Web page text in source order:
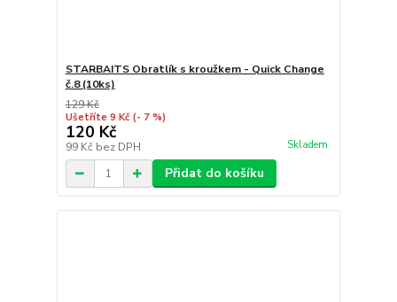
STARBAITS Obratlík s kroužkem - Quick Change
č.8 (10ks)
129 Kč
Ušetříte 9 Kč (- 7 %)
120 Kč
99 Kč bez DPH Skladem
Přidat do košíku